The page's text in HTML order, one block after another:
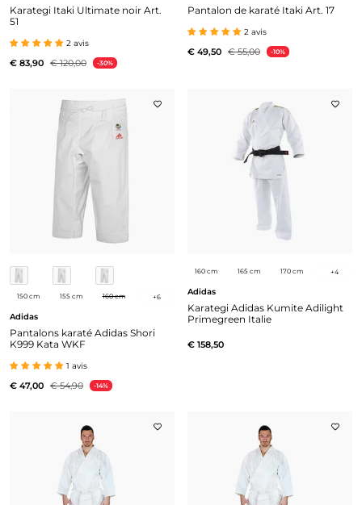
Karategi Itaki Ultimate noir Art.
51
2 avis
€ 83,90 € 120,00 -30%
Pantalon de karaté Itaki Art. 17
2 avis
€ 49,50 € 55,00 -10%
150 cm 155 cm 160 cm +6
Adidas
Pantalons karaté Adidas Shori
K999 Kata WKF
1 avis
€ 47,00 € 54,90 -14%
160 cm 165 cm 170 cm +4
Adidas
Karategi Adidas Kumite Adilight
Primegreen Italie
€ 158,50